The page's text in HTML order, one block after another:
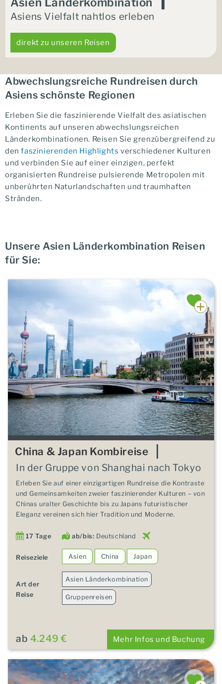
Asiens Vielfalt nahtlos erleben
direkt zu unseren Reisen
Abwechslungsreiche Rundreisen durch
Asiens schönste Regionen
Erleben Sie die faszinierende Vielfalt des asiatischen
Kontinents auf unseren abwechslungsreichen
Länderkombinationen. Reisen Sie grenzübergreifend zu
denfaszinierenden Highlights verschiedener Kulturen
und verbinden Sie auf einer einzigen, perfekt
organisierten Rundreise pulsierende Metropolen mit
unberührten Naturlandschaften und traumhaften
Stränden.
Unsere Asien Länderkombination Reisen
für Sie:
China & Japan Kombireise
In der Gruppe von Shanghai nach Tokyo
Erleben Sie auf einer einzigartigen Rundreise die Kontraste
und Gemeinsamkeiten zweier faszinierender Kulturen – von
Chinas uralter Geschichte bis zu Japans futuristischer
Eleganz vereinen sich hier Tradition und Moderne.
17 Tage ab/bis: Deutschland
Reiseziele Asien China Japan
Art der
Reise
Asien Länderkombination
Gruppenreisen
ab 4.249 € Mehr Infos und Buchung